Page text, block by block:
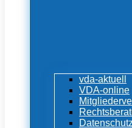
vda-aktuell
VDA-online